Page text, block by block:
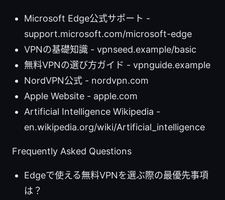
Microsoft Edge公式サポート -
support.microsoft.com/microsoft-edge
VPNの基礎知識 - vpnseed.example/basic
無料VPNの選び方ガイド - vpnguide.example
NordVPN公式 - nordvpn.com
Apple Website - apple.com
Artificial Intelligence Wikipedia -
en.wikipedia.org/wiki/Artificial_intelligence
Frequently Asked Questions
Edgeで使える無料VPNを選ぶ際の最優先事項
は？